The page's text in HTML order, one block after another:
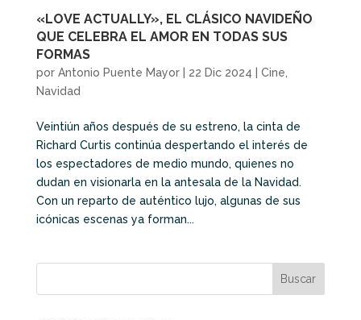
«LOVE ACTUALLY», EL CLÁSICO NAVIDEÑO
QUE CELEBRA EL AMOR EN TODAS SUS
FORMAS
por Antonio Puente Mayor| 22 Dic 2024 Cine,
Navidad
Veintiún años después de su estreno, la cinta de
Richard Curtis continúa despertando el interés de
los espectadores de medio mundo, quienes no
dudan en visionarla en la antesala de la Navidad.
Con un reparto de auténtico lujo, algunas de sus
icónicas escenas ya forman...